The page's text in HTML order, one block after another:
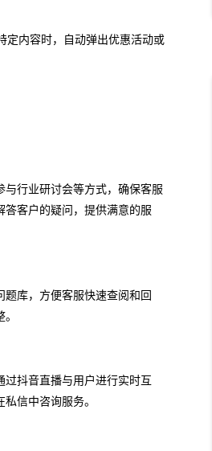
定内容时，自动弹出优惠活动或
行业研讨会等方式，确保客服
客户的疑问，提供满意的服
库，方便客服快速查阅和回
抖音直播与用户进行实时互
信中咨询服务。